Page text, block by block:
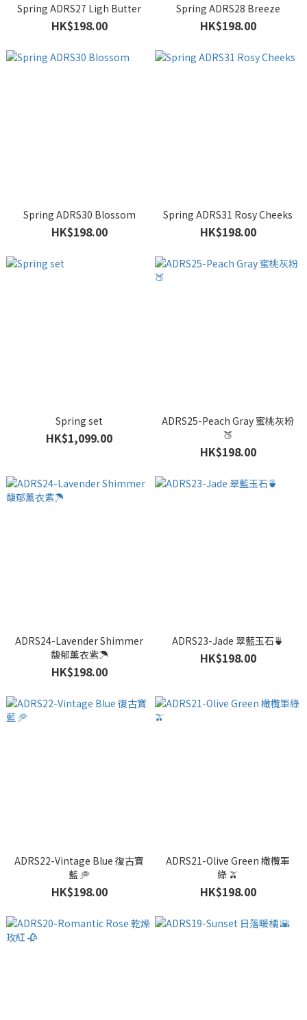
Spring ADRS27 Ligh Butter
HK$198.00
Spring ADRS28 Breeze
HK$198.00
Spring ADRS30 Blossom
HK$198.00
Spring ADRS31 Rosy Cheeks
HK$198.00
Spring set
HK$1,099.00
ADRS25-Peach Gray 蜜桃灰粉
🍑
HK$198.00
ADRS24-Lavender Shimmer
馥郁薰衣紫☂️
HK$198.00
ADRS23-Jade 翠藍玉石🍵
HK$198.00
ADRS22-Vintage Blue 復古寶
藍 🥏
HK$198.00
ADRS21-Olive Green 橄欖軍
綠 🫒
HK$198.00